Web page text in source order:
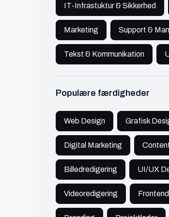
IT-Infrastuktur & Sikkerhed
Marketing
Support &
Tekst & Kommunikation
Populære færdigheder
Web Design Grafisk
Digital Marketing
Billedredigering
UI/UX
Videoredigering
Frontend
Bogføring
Scraping
Cloud Computing
Bryllupsfotograf
TikTok Marketing
PR / kommunikation
Regnskab
Dronepilot
Machine Learning
Keyword Analyse
Podcast Producer
Datatekniker
IT Compliance
Robotic Process Automation (RPA)
Producer
Budgettering